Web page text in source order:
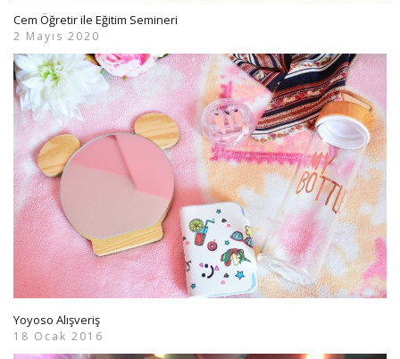
Cem Öğretir ile Eğitim Semineri
2 Mayıs 2020
Yoyoso Alışveriş
18 Ocak 2016